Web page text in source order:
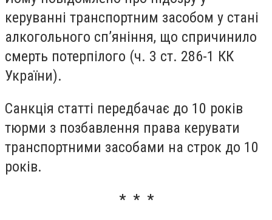
керуванні транспортним засобом у стані
алкогольного сп’яніння, що спричинило
смерть потерпілого (ч. 3 ст. 286-1 КК
України).
Санкція статті передбачає до 10 років
тюрми з позбавлення права керувати
транспортними засобами на строк до 10
років.
* * *